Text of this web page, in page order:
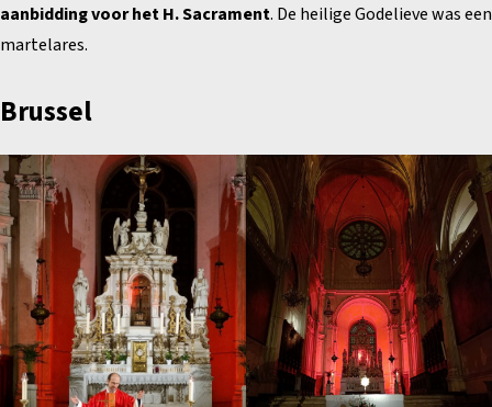
aanbidding voor het H. Sacrament. De heilige Godelieve was een
martelares.
Brussel